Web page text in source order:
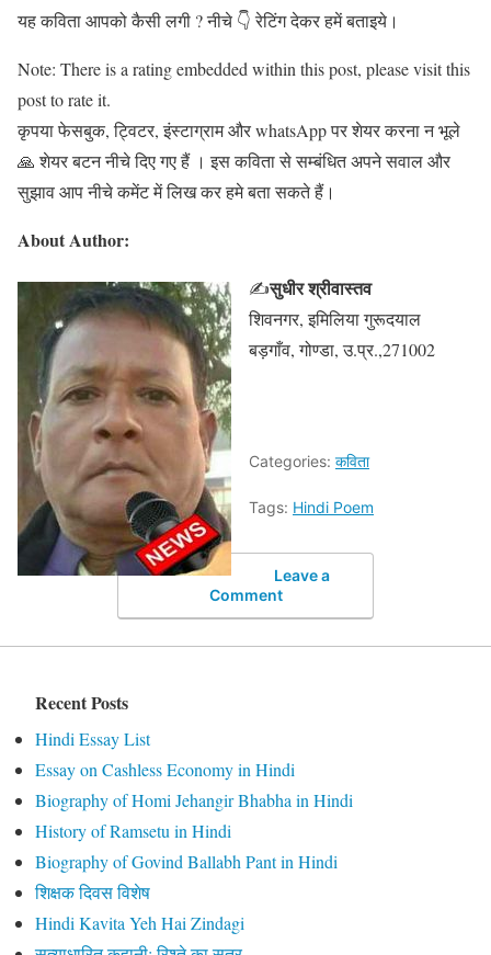
यह कविता आपको कैसी लगी ? नीचे 👇 रेटिंग देकर हमें बताइये।
Note: There is a rating embedded within this post, please visit this
post to rate it.
कृपया फेसबुक, ट्विटर, इंस्टाग्राम और whatsApp पर शेयर करना न भूले
🙏 शेयर बटन नीचे दिए गए हैं । इस कविता से सम्बंधित अपने सवाल और
सुझाव आप नीचे कमेंट में लिख कर हमे बता सकते हैं।
About Author:
✍सुधीर श्रीवास्तव
शिवनगर, इमिलिया गुरूदयाल
बड़गाँव, गोण्डा, उ.प्र.,271002
Categories: कविता
Tags: Hindi Poem
Leave a
Comment
Recent Posts
Hindi Essay List
Essay on Cashless Economy in Hindi
Biography of Homi Jehangir Bhabha in Hindi
History of Ramsetu in Hindi
Biography of Govind Ballabh Pant in Hindi
शिक्षक दिवस विशेष
Hindi Kavita Yeh Hai Zindagi